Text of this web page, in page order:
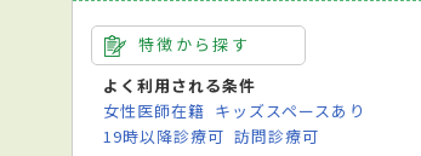
特徴から探す
よく利用される条件
女性医師在籍 キッズスペースあり
19時以降診療可 訪問診療可